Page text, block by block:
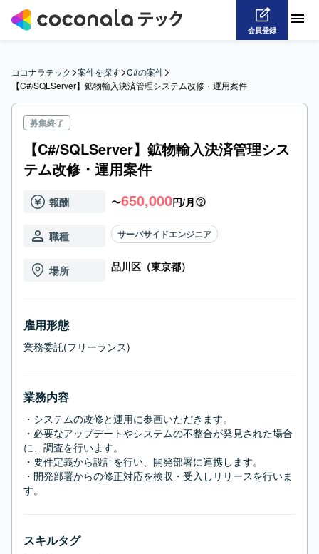
会員登録
ココナラテック>案件を探す>C#の案件>
【C#/SQLServer】鉱物輸入決済管理システム改修・運用案件
募集終了
【C#/SQLServer】鉱物輸入決済管理シス
テム改修・運用案件
報酬 〜650,000円/月
職種 サーバサイドエンジニア
場所 品川区（東京都）
雇用形態
業務委託(フリーランス)
業務内容
・システムの改修と運用に参画いただきます。
・必要なアップデートやシステムの不整合が発見された場合
に、調査を行います。
・要件定義から設計を行い、開発部署に連携します。
・開発部署からの修正対応を検収・受入しリリースを行いま
す。
スキルタグ